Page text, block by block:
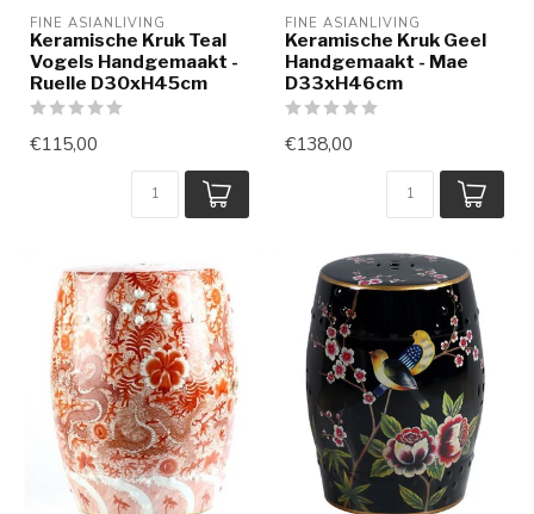
FINE ASIANLIVING
Keramische Kruk Teal
Vogels Handgemaakt -
Ruelle D30xH45cm
€115,00
FINE ASIANLIVING
Keramische Kruk Geel
Handgemaakt - Mae
D33xH46cm
€138,00